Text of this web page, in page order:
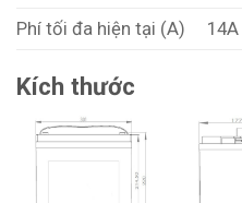
Phí tối đa hiện tại (A)
14A
Kích thước